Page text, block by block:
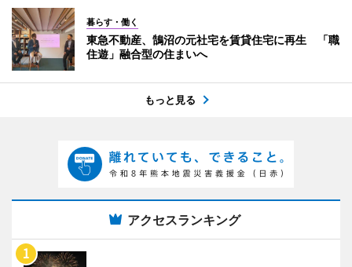
暮らす・働く
東急不動産、鵠沼の元社宅を賃貸住宅に再生 「職
住遊」融合型の住まいへ
もっと見る
アクセスランキング